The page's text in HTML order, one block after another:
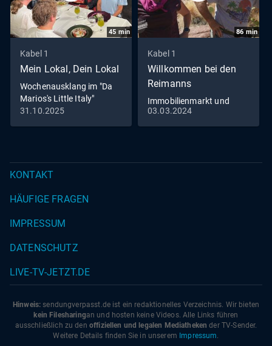
45 min
Kabel 1
Mein Lokal, Dein Lokal
Wochenausklang im "Da
Marios's Little Italy"
31.10.2025
86 min
Kabel 1
Willkommen bei den
Reimanns
Immobilienmarkt und
Romantik pur - Die
Reimanns erneuern ihr
03.03.2024
KONTAKT
HÄUFIGE FRAGEN
IMPRESSUM
DATENSCHUTZ
LIVE-TV-JETZT.DE
Hinweis: sendungverpasst.de ist ein redaktionelles Verzeichnis. Wir bieten
kein Filesharingan und hosten keine Videos. Alle Links führen
ausschließlich zu den offiziellen und legalen Mediatheken der TV-Sender.
Weitere Details finden Sie in unserem Impressum.